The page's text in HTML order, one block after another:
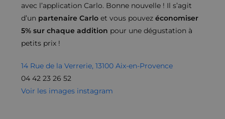
avec l’application Carlo. Bonne nouvelle ! Il s’agit
d’un partenaire Carlo et vous pouvezéconomiser
5% sur chaque addition pour une dégustation à
petits prix !
14 Rue de la Verrerie, 13100 Aix-en-Provence
04 42 23 26 52
Voir les images instagram